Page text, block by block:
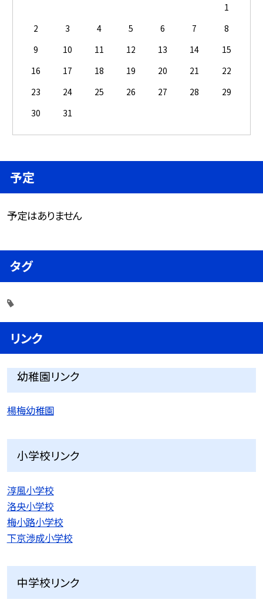
1
2
3 4 5 6 7
8
9
10 11 12 13 14
15
16
17 18 19 20 21
22
23
24 25 26 27 28
29
30
31
予定
予定はありません
タグ
リンク
幼稚園リンク
楊梅幼稚園
小学校リンク
淳風小学校
洛央小学校
梅小路小学校
下京渉成小学校
中学校リンク